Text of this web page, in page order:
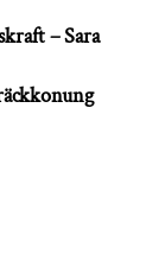
– Sara